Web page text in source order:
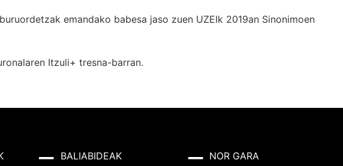
emandako babesa jaso zuen UZEIk 2019an Sinonimoen
Itzuli+ tresna-barran.
BALIABIDEAK
NOR GARA